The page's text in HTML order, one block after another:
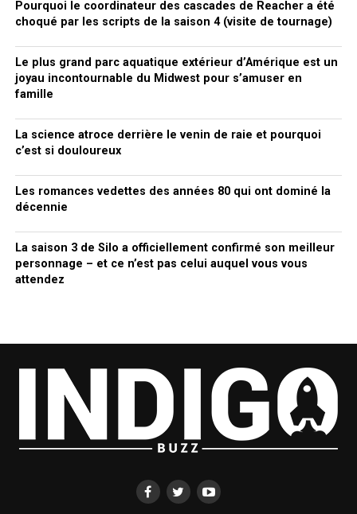
Pourquoi le coordinateur des cascades de Reacher a été
choqué par les scripts de la saison 4 (visite de tournage)
Le plus grand parc aquatique extérieur d’Amérique est un
joyau incontournable du Midwest pour s’amuser en
famille
La science atroce derrière le venin de raie et pourquoi
c’est si douloureux
Les romances vedettes des années 80 qui ont dominé la
décennie
La saison 3 de Silo a officiellement confirmé son meilleur
personnage – et ce n’est pas celui auquel vous vous
attendez